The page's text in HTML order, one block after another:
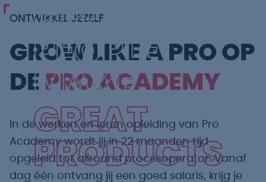
GREAT
PEOPLE
MAKE
GREAT
PRODUCTS
ONTWIKKEL JEZELF
GROW LIKE A PRO OP
DE PRO ACADEMY
In de werken en leren opleiding van Pro
Academy wordt jij in 22 maanden tijd
opgeleid tot allround procesoperator. Vanaf
dag één ontvang jij een goed salaris, krijg je